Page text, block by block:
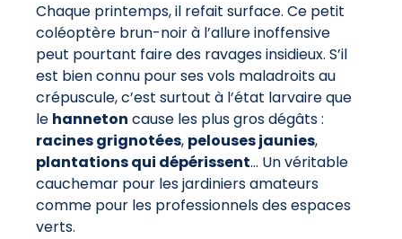
Chaque printemps, il refait surface. Ce petit
coléoptère brun-noir à l’allure inoffensive
peut pourtant faire des ravages insidieux. S’il
est bien connu pour ses vols maladroits au
crépuscule, c’est surtout à l’état larvaire que
le hanneton cause les plus gros dégâts :
racines grignotées, pelouses jaunies,
plantations qui dépérissent… Un véritable
cauchemar pour les jardiniers amateurs
comme pour les professionnels des espaces
verts.